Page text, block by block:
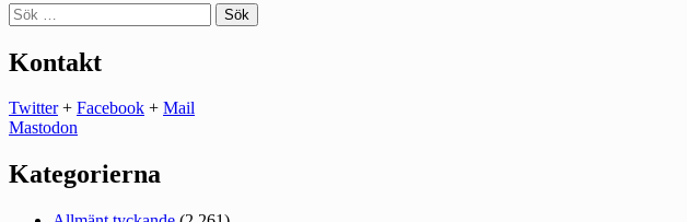
Sök
efter:
Kontakt
Twitter+ Facebook + Mail
Mastodon
Kategorierna